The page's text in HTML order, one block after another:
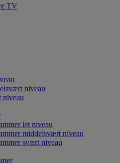
TV
niveau
niveau
let niveau
middelsvært niveau
svært niveau